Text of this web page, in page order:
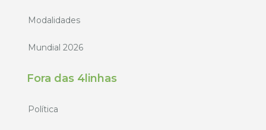
Modalidades
Mundial 2026
Fora das 4linhas
Política